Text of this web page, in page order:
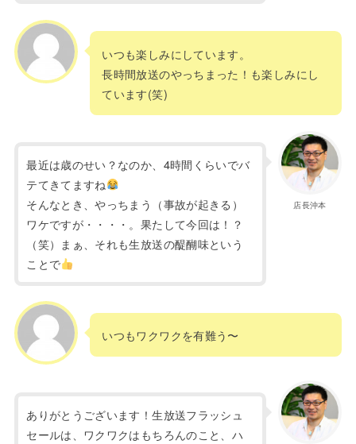
いつも楽しみにしています。
長時間放送のやっちまった！も楽しみにし
ています(笑)
店長沖本
最近は歳のせい？なのか、4時間くらいでバ
テてきてますね
そんなとき、やっちまう（事故が起きる）
ワケですが・・・・。果たして今回は！？
（笑）まぁ、それも生放送の醍醐味という
ことで
いつもワクワクを有難う〜
ありがとうございます！生放送フラッシュ
セールは、ワクワクはもちろんのこと、ハ